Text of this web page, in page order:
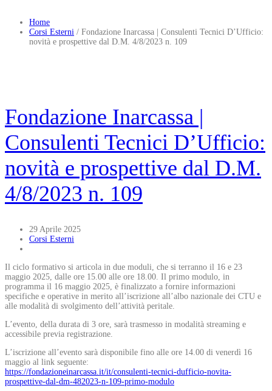
Home
Corsi Esterni / Fondazione Inarcassa | Consulenti Tecnici D’Ufficio:
novità e prospettive dal D.M. 4/8/2023 n. 109
Fondazione Inarcassa |
Consulenti Tecnici D’Ufficio:
novità e prospettive dal D.M.
4/8/2023 n. 109
29 Aprile 2025
Corsi Esterni
Il ciclo formativo si articola in due moduli, che si terranno il 16 e 23
maggio 2025, dalle ore 15.00 alle ore 18.00. Il primo modulo, in
programma il 16 maggio 2025, è finalizzato a fornire informazioni
specifiche e operative in merito all’iscrizione all’albo nazionale dei CTU e
alle modalità di svolgimento dell’attività peritale.
L’evento, della durata di 3 ore, sarà trasmesso in modalità streaming e
accessibile previa registrazione.
L’iscrizione all’evento sarà disponibile fino alle ore 14.00 di venerdì 16
maggio al link seguente:
https://fondazioneinarcassa.it/it/consulenti-tecnici-dufficio-novita-
prospettive-dal-dm-482023-n-109-primo-modulo